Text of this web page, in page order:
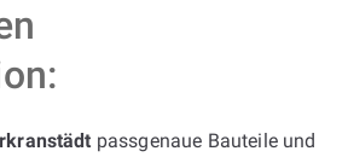
passgenaue Bauteile und